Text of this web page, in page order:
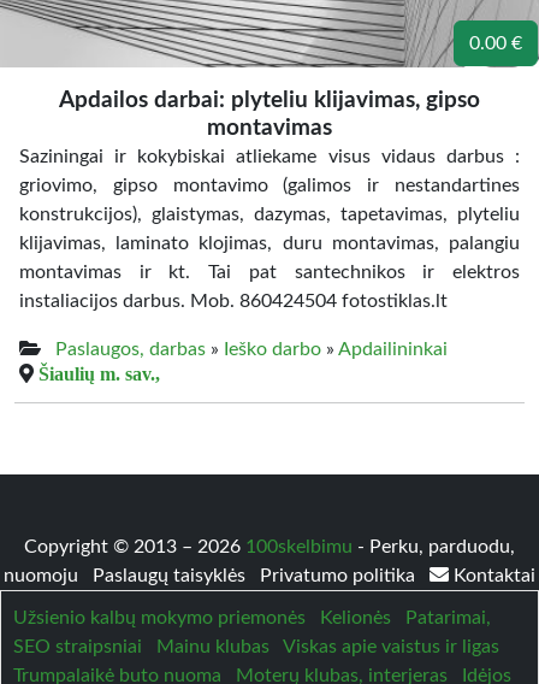
0.00 €
Apdailos darbai: plyteliu klijavimas, gipso
montavimas
Saziningai ir kokybiskai atliekame visus vidaus darbus :
griovimo, gipso montavimo (galimos ir nestandartines
konstrukcijos), glaistymas, dazymas, tapetavimas, plyteliu
klijavimas, laminato klojimas, duru montavimas, palangiu
montavimas ir kt. Tai pat santechnikos ir elektros
instaliacijos darbus. Mob. 860424504 fotostiklas.lt
Paslaugos, darbas » Ieško darbo » Apdailininkai
Šiaulių m. sav.,
Copyright © 2013 – 2026 100skelbimu - Perku, parduodu,
nuomoju
Paslaugų taisyklės Privatumo politika Kontaktai
Užsienio kalbų mokymo priemonės Kelionės
Patarimai,
SEO straipsniai
Mainu klubas
Viskas apie vaistus ir ligas
Trumpalaikė buto nuoma
Moterų klubas, interjeras Idėjos